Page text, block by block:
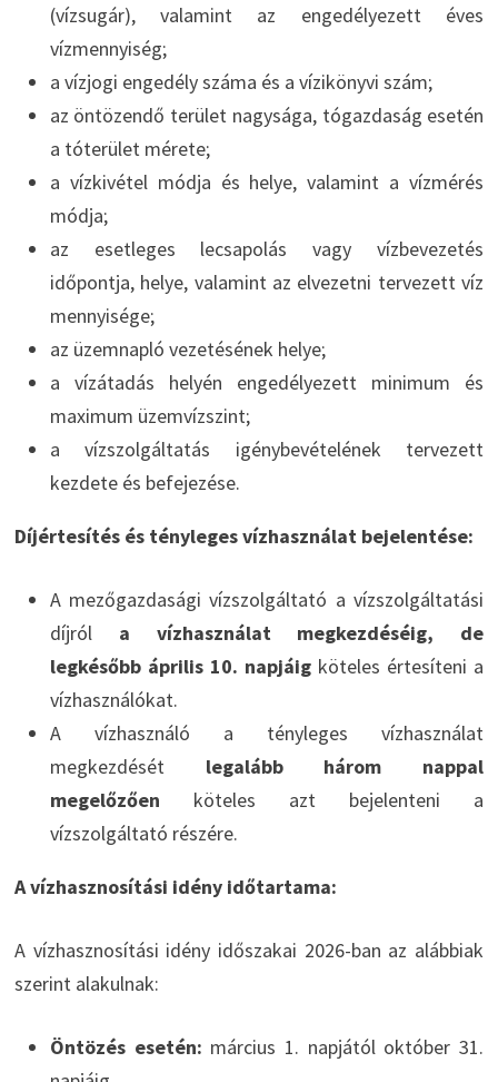
(vízsugár), valamint az engedélyezett éves
vízmennyiség;
a vízjogi engedély száma és a vízikönyvi szám;
az öntözendő terület nagysága, tógazdaság esetén
a tóterület mérete;
a vízkivétel módja és helye, valamint a vízmérés
módja;
az esetleges lecsapolás vagy vízbevezetés
időpontja, helye, valamint az elvezetni tervezett víz
mennyisége;
az üzemnapló vezetésének helye;
a vízátadás helyén engedélyezett minimum és
maximum üzemvízszint;
a vízszolgáltatás igénybevételének tervezett
kezdete és befejezése.
Díjértesítés és tényleges vízhasználat bejelentése:
A mezőgazdasági vízszolgáltató a vízszolgáltatási
díjról a vízhasználat megkezdéséig, de
legkésőbb április 10. napjáig köteles értesíteni a
vízhasználókat.
A vízhasználó a tényleges vízhasználat
megkezdését legalább három nappal
megelőzően köteles azt bejelenteni a
vízszolgáltató részére.
A vízhasznosítási idény időtartama:
A vízhasznosítási idény időszakai 2026-ban az alábbiak
szerint alakulnak:
Öntözés esetén: március 1. napjától október 31.